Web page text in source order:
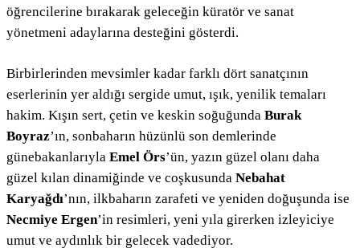
öğrencilerine bırakarak geleceğin küratör ve sanat
yönetmeni adaylarına desteğini gösterdi.
Birbirlerinden mevsimler kadar farklı dört sanatçının
eserlerinin yer aldığı sergide umut, ışık, yenilik temaları
hakim. Kışın sert, çetin ve keskin soğuğunda Burak
Boyraz’ın, sonbaharın hüzünlü son demlerinde
günebakanlarıyla Emel Örs’ün, yazın güzel olanı daha
güzel kılan dinamiğinde ve coşkusunda Nebahat
Karyağdı’nın, ilkbaharın zarafeti ve yeniden doğuşunda ise
Necmiye Ergen’in resimleri, yeni yıla girerken izleyiciye
umut ve aydınlık bir gelecek vadediyor.